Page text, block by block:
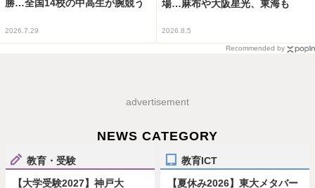
勝…全国14校の中高生が腕競う
2026.7.29
場…麻布や大阪星光、東海も
2026.8.5
Recommended by
advertisement
NEWS CATEGORY
教育・受験
【大学受験2027】神戸大
教育ICT
【夏休み2026】東大メタバー